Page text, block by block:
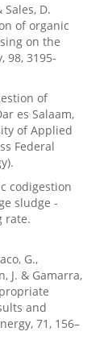
Sales, D.
of organic
on the
98, 3195-
of
es Salaam,
of Applied
Federal
codigestion
sludge -
rate.
G.,
J. & Gamarra,
and
71, 156–